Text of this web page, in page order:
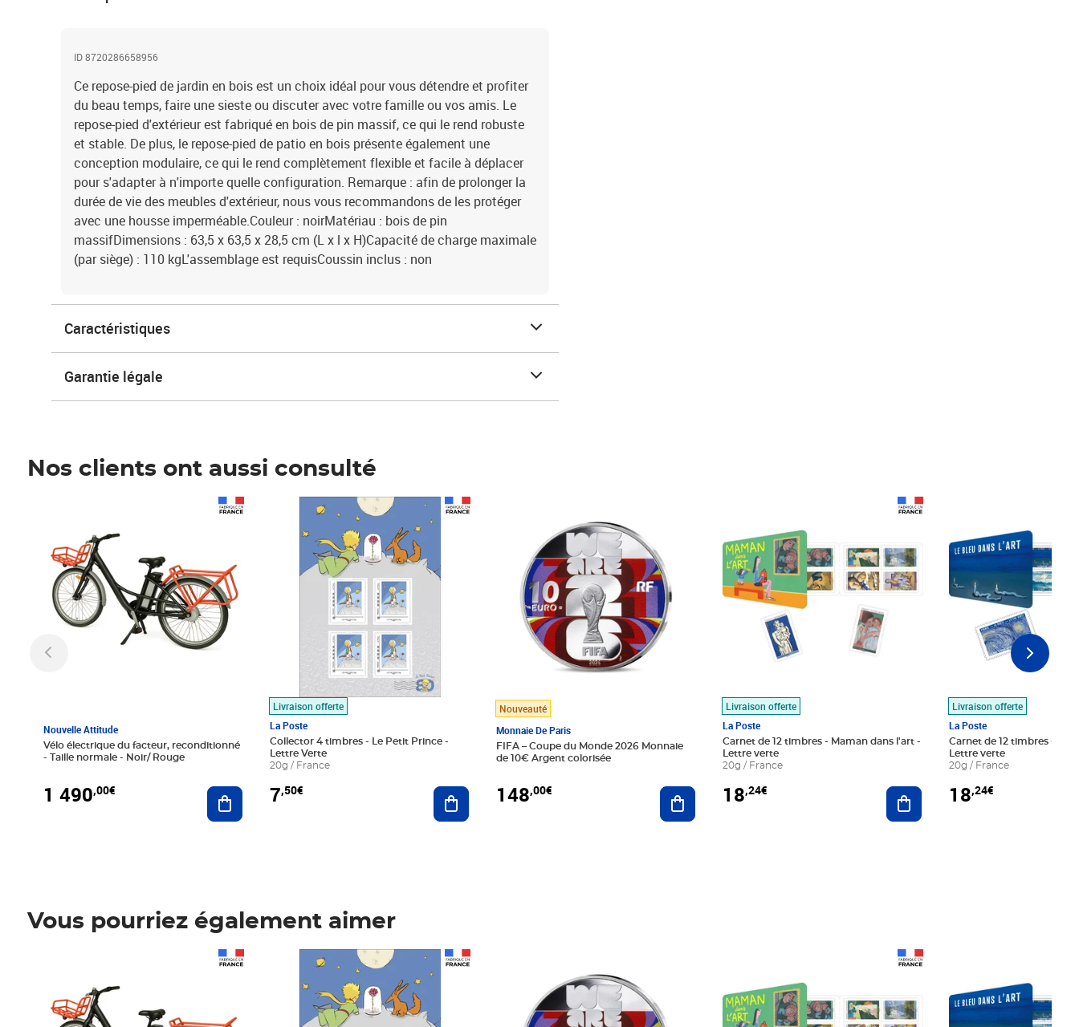
ID 8720286658956
Ce repose-pied de jardin en bois est un choix idéal pour vous détendre et profiter
du beau temps, faire une sieste ou discuter avec votre famille ou vos amis. Le
repose-pied d'extérieur est fabriqué en bois de pin massif, ce qui le rend robuste
et stable. De plus, le repose-pied de patio en bois présente également une
conception modulaire, ce qui le rend complètement flexible et facile à déplacer
pour s'adapter à n'importe quelle configuration. Remarque : afin de prolonger la
durée de vie des meubles d'extérieur, nous vous recommandons de les protéger
avec une housse imperméable.Couleur : noirMatériau : bois de pin
massifDimensions : 63,5 x 63,5 x 28,5 cm (L x l x H)Capacité de charge maximale
(par siège) : 110 kgL'assemblage est requisCoussin inclus : non
Caractéristiques
Garantie légale
Nos clients ont aussi consulté
Nouvelle Attitude
Vélo électrique du facteur, reconditionné
- Taille normale - Noir/ Rouge
1 490,00€ Ajouter au panier
Livraison offerte
La Poste
Collector 4 timbres - Le Petit Prince -
Lettre Verte
20g / France
7,50€
Prix 7,50€
Ajouter au panier
Nouveauté
Monnaie De Paris
FIFA – Coupe du Monde 2026 Monnaie
de 10€ Argent colorisée
148,00€ Ajouter au panier
Livraison offerte
La Poste
Carnet de 12 timbres - Maman dans l'art -
Lettre verte
20g / France
18,24€ Ajouter au panier
Livraison offerte
La Poste
Carnet de 12 timbres - Le
Lettre verte
20g / France
18,24€
Vous pourriez également aimer
Prix 7,50€